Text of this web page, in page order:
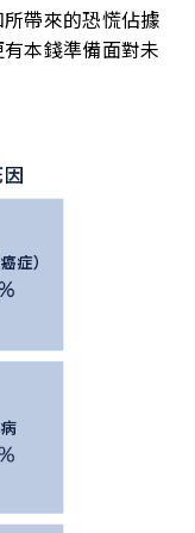
帶來的恐慌佔據
本錢準備面對未